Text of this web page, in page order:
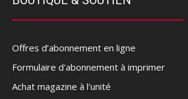
Offres d’abonnement en ligne
Formulaire d'abonnement à imprimer
Achat magazine à l'unité